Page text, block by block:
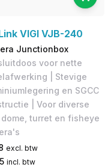
VIGI VJB-240
Junctionbox
voor nette
| Stevige
en SGCC
| Voor diverse
dome, turret en fisheye
excl. btw
incl. btw